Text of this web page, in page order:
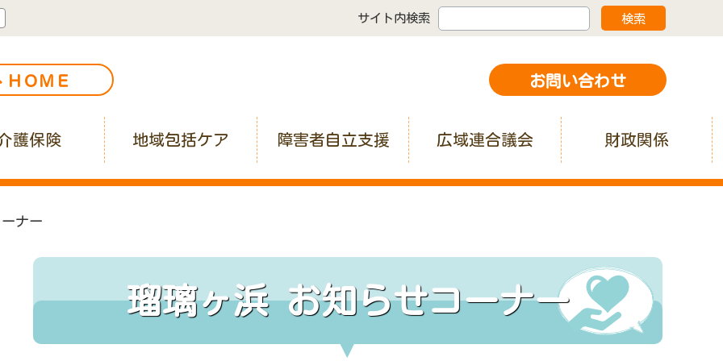
サイト内検索
ＨＯＭＥ お問い合わせ
護保険 地域包括ケア 障害者自立支援 広域連合議会 財政関係
ナー
瑠璃ヶ浜 お知らせコーナー